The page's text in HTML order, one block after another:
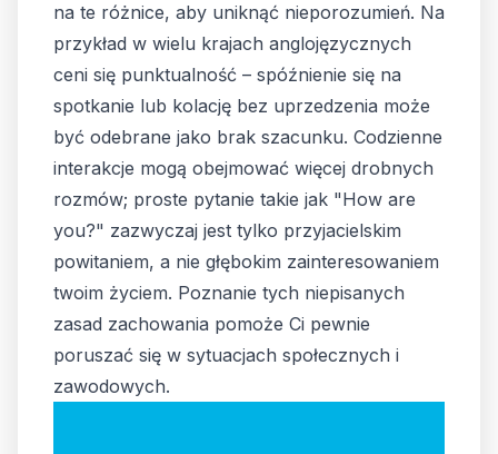
na te różnice, aby uniknąć nieporozumień. Na
przykład w wielu krajach anglojęzycznych
ceni się punktualność – spóźnienie się na
spotkanie lub kolację bez uprzedzenia może
być odebrane jako brak szacunku. Codzienne
interakcje mogą obejmować więcej drobnych
rozmów; proste pytanie takie jak "How are
you?" zazwyczaj jest tylko przyjacielskim
powitaniem, a nie głębokim zainteresowaniem
twoim życiem. Poznanie tych niepisanych
zasad zachowania pomoże Ci pewnie
poruszać się w sytuacjach społecznych i
zawodowych.